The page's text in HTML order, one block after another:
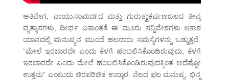
ಅತಿವೇಗ, ವಾಯುಸಂಮರ್ದದ ಮತ್ತು ಗುರುತ್ವಾಕರ್ಷಣಬಲದ ತೀವ್ರ
ವ್ಯತ್ಯಾಸಗಳು, ದೀರ್ಘ ಏಕಾಂತತೆ ಈ ಮೂರು ಸನ್ನಿವೇಶಗಳು ಆಕಾಶ
ಯಾನದಲ್ಲಿ ಮನುಷ್ಯನ ಮುಂದೆ ಹಲವಾರು ಸಮಸ್ಯೆಗಳನ್ನು ಒಡ್ಡುತ್ತವೆ.
“ಮೇಲೆ ಇರಬಾರದೇ ಎಂದು ಕೆಳಗೆ ಹಂಬಲಿಸಿಕೊಂಡಿರುವುದು, ಕೆಳಗೆ
ಇರಬಾರದೇ ಎಂದು ಮೇಲೆ ಹಂಬಲಿಸಿಕೊಂಡಿರುವುದಕ್ಕಿಂತ ಅದೆಷ್ಟೋ
ಉತ್ತಮ” ಎಂಬುದು ಚಿರಪರಿಚಿತ ಉದ್ಗಾರ. ನೆಲದ ಫಲ ಮನುಷ್ಯ. ಭಿನ್ನ